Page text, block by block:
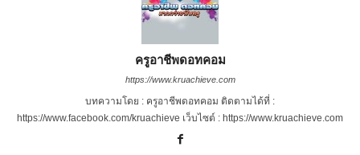
ครูอาชีพดอทคอม
https://www.kruachieve.com
บทความโดย : ครูอาชีพดอทคอม ติดตามได้ที่ :
https://www.facebook.com/kruachieve เว็บไซต์ : https://www.kruachieve.com